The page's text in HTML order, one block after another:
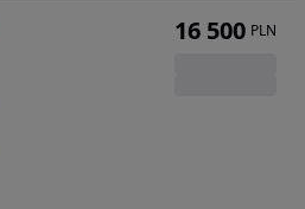
16 500 PLN